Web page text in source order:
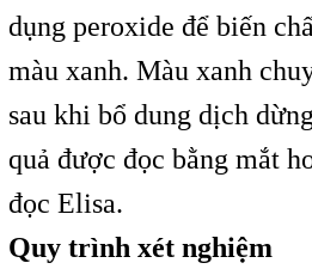
dụng peroxide để biến
màu xanh. Màu xanh
sau khi bổ dung dịch
quả được đọc bằng mắt
đọc Elisa.
Quy trình xét nghiệm